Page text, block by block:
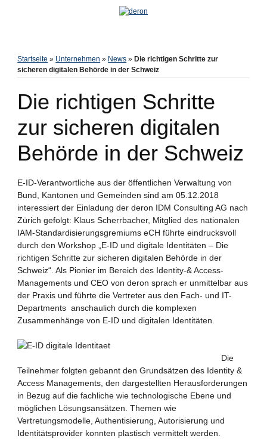
Startseite » Unternehmen » News » Die richtigen Schritte zur
sicheren digitalen Behörde in der Schweiz
Die richtigen Schritte
zur sicheren digitalen
Behörde in der Schweiz
E-ID-Verantwortliche aus der öffentlichen Verwaltung von
Bund, Kantonen und Gemeinden sind am 05.12.2018
interessiert der Einladung der deron IDM Consulting AG nach
Zürich gefolgt: Klaus Scherrbacher, Mitglied des nationalen
IAM-Standardisierungsgremiums eCH führte eindrucksvoll
durch den Workshop „E-ID und digitale Identitäten – Die
richtigen Schritte zur sicheren digitalen Behörde in der
Schweiz“. Als Pionier im Bereich des Identity-& Access-
Managements und CEO von deron sprach er unmittelbar aus
der Praxis und führte die Vertreter aus den Fach- und IT-
Departments anschaulich durch die komplexen
Zusammenhänge von E-ID und digitalen Identitäten.
Die
Teilnehmer folgten gebannt den Grundsätzen des Identity &
Access Managements, den dargestellten Herausforderungen
in Bezug auf die fachliche wie technologische Ebene und
möglichen Lösungsansätzen. Themen wie
Vertretungsmodelle, Authentisierung, Autorisierung und
Identitätsprovider konnten plastisch vermittelt werden.